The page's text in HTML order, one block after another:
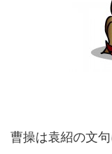
曹操は袁紹の文